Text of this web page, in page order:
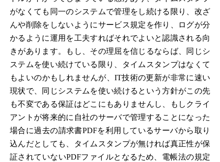
がなくても同一のシステムで管理をし続ける限り、改ざ
んや削除をしないようにサービス規定を作り、ログが分
かるように運用を工夫すればそれでよいと認識される向
きがあります。もし、その理屈を信じるならば、同じシ
ステムを使い続けている限り、タイムスタンプはなくて
もよいのかもしれませんが、IT技術の更新が非常に速い
現状で、同じシステムを使い続けるという方針がこの先
も不変である保証はどこにもありませんし、もしクライ
アントが将来的に自社のサーバで管理することになった
場合に過去の請求書PDFを利用しているサーバから取り
込んだとしても、タイムスタンプが無ければ真正性が保
証されていないPDFファイルとなるため、電帳法の規定